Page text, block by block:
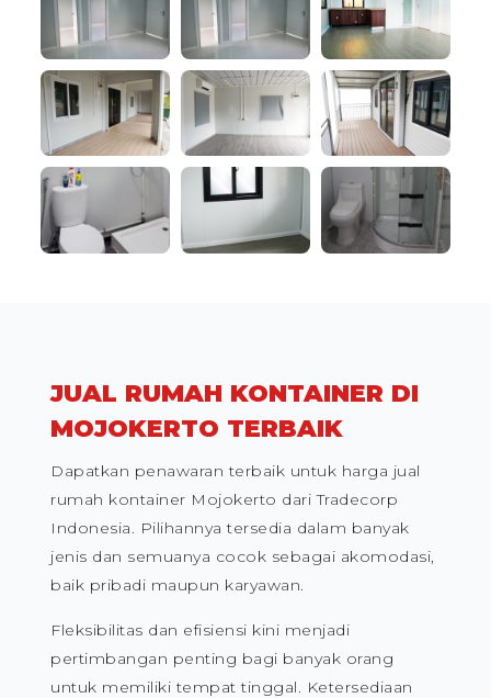
JUAL RUMAH KONTAINER DI
MOJOKERTO TERBAIK
Dapatkan penawaran terbaik untuk harga jual
rumah kontainer Mojokerto dari Tradecorp
Indonesia. Pilihannya tersedia dalam banyak
jenis dan semuanya cocok sebagai akomodasi,
baik pribadi maupun karyawan.
Fleksibilitas dan efisiensi kini menjadi
pertimbangan penting bagi banyak orang
untuk memiliki tempat tinggal. Ketersediaan